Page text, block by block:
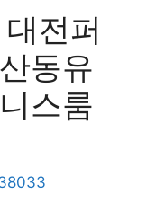
전퍼
동유
스룸